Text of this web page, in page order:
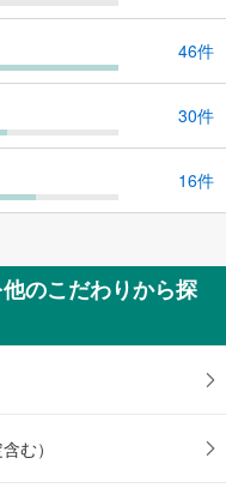
46件
30件
16件
のこだわりから探
む）